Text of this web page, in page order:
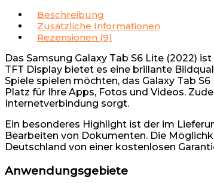
Beschreibung
Zusätzliche Informationen
Rezensionen (9)
Das Samsung Galaxy Tab S6 Lite (2022)
TFT Display bietet es eine brillante
Spiele spielen möchten, das Galaxy Tab
Platz für Ihre Apps, Fotos und Videos.
Internetverbindung sorgt.
Ein besonderes Highlight ist der im
Bearbeiten von Dokumenten. Die
Deutschland von einer kostenlosen
Anwendungsgebiete